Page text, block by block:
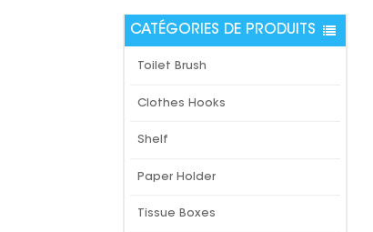
CATÉGORIES DE PRODUITS
Toilet Brush
Clothes Hooks
Shelf
Paper Holder
Tissue Boxes